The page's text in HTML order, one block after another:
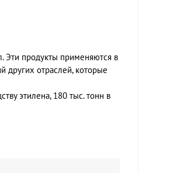
Эти продукты применяются в
других отраслей, которые
этилена, 180 тыс. тонн в